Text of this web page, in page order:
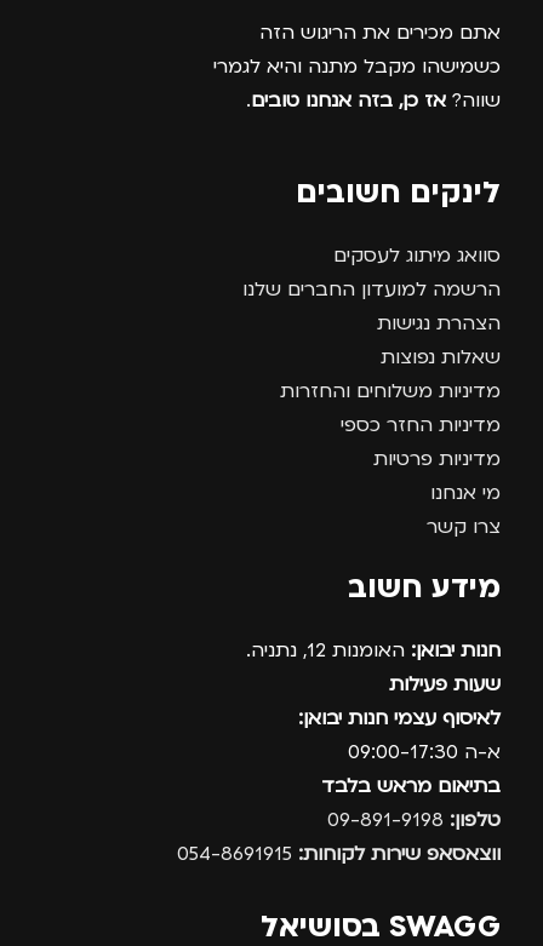
אתם מכירים את הריגוש הזה
כשמישהו מקבל מתנה והיא לגמרי
שווה? אז כן, בזה אנחנו טובים.
לינקים חשובים
סוואג מיתוג לעסקים
הרשמה למועדון החברים שלנו
הצהרת נגישות
שאלות נפוצות
מדיניות משלוחים והחזרות
מדיניות החזר כספי
מדיניות פרטיות
מי אנחנו
צרו קשר
מידע חשוב
חנות יבואן: האומנות 12, נתניה.
שעות פעילות
לאיסוף עצמי חנות יבואן:
א-ה 09:00-17:30
בתיאום מראש בלבד
טלפון:
ווצאסאפ שירות לקוחות:
SWAGG בסושיאל